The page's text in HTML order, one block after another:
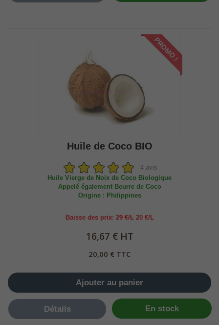
PROMO !
Huile de Coco BIO
4 avis
Huile Vierge de Noix de Coco Biologique
Appelé également Beurre de Coco
Origine : Philippines
Baisse des prix:29 €/L20 €/L
16,67 € HT
20,00 € TTC
Ajouter au panier
Détails En stock